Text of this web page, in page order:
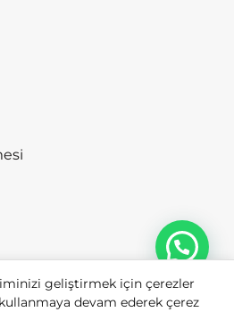
geliştirmek için çerezler
devam ederek çerez